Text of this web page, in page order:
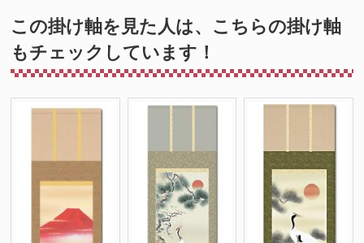
この掛け軸を見た人は、こちらの掛け軸
もチェックしています！